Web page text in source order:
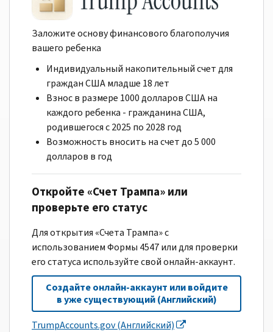
Заложите основу финансового благополучия
вашего ребенка
Индивидуальный накопительный счет для
граждан США младше 18 лет
Взнос в размере 1000 долларов США на
каждого ребенка - гражданина США,
родившегося с 2025 по 2028 год
Возможность вносить на счет до 5 000
долларов в год
Откройте «Счет Трампа» или
проверьте его статус
Для открытия «Счета Трампа» с
использованием Формы 4547 или для проверки
его статуса используйте свой онлайн-аккаунт.
Создайте онлайн-аккаунт или войдите
в уже существующий (Английский)
TrumpAccounts.gov (Английский)